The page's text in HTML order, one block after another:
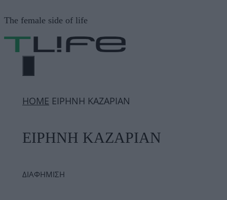
σε
περιεχόμενο
The female side of life
ΜΕΝΟΎ
ΗΟΜΕ ΕΙΡΗΝΗ ΚΑΖΑΡΙΑΝ
ΕΙΡΗΝΗ ΚΑΖΑΡΙΑΝ
ΔΙΑΦΗΜΙΣΗ